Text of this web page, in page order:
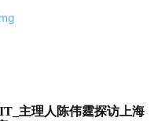
主理人陈伟霆探访上海